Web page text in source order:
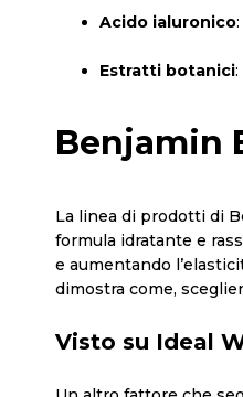
Acido ialuronico
Estratti botanici
Benjamin
La linea di prodotti di
formula idratante e
e aumentando
dimostra come,
Visto su Ideal